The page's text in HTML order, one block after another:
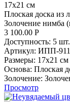
17х21 см
Плоская доска из
Золочение нимба
3 100.00 Р
Доступность: 5 шт.
Артикул: ИПП-
Размеры: 17х21 см
Основа: Плоская
Золочение:
Просмотр